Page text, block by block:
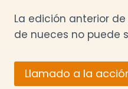
La edición anterior
de nueces no puede
Llamado a la